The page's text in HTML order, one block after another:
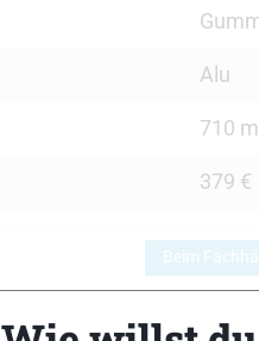
Alu
710
379 €
Beim